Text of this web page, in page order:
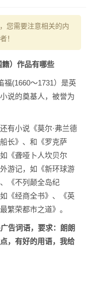
您需要注意相关的内
！
籍）作品有哪些
福(1660～1731）是英
说的奠基人，被誉为
有小说《莫尔·弗兰德
长》、和《罗克萨
《聋哑卜人坎贝尔
游记，如《新环球游
《不列颠全岛纪
《经商全书》、《英
繁荣都市之道》。
告词语，要求：朗朗
，有好的用语，我给